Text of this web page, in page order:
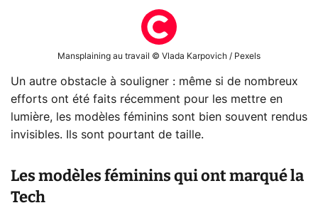
Mansplaining au travail © Vlada Karpovich / Pexels
Un autre obstacle à souligner : même si de nombreux
efforts ont été faits récemment pour les mettre en
lumière, les modèles féminins sont bien souvent rendus
invisibles. Ils sont pourtant de taille.
Les modèles féminins qui ont marqué la
Tech